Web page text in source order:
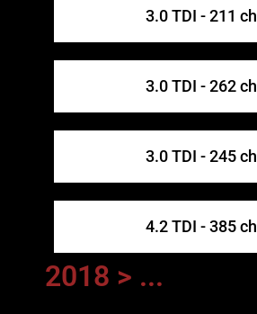
3.0 TDI - 211 ch
3.0 TDI - 262 ch
3.0 TDI - 245 ch
4.2 TDI - 385 ch
2018 > ...